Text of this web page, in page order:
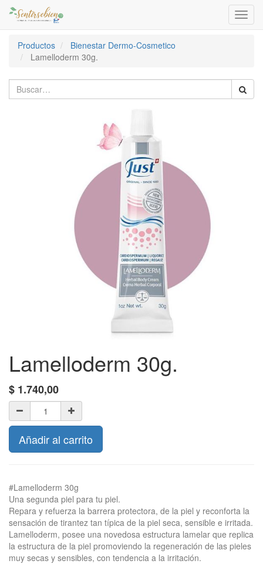
Productos
Bienestar Dermo-Cosmetico
Lamelloderm 30g.
Lamelloderm 30g.
$ 1.740,00
Añadir al carrito
#Lamelloderm 30g
Una segunda piel para tu piel.
Repara y refuerza la barrera protectora, de la piel y reconforta la
sensación de tirantez tan típica de la piel seca, sensible e irritada.
Lamelloderm, posee una novedosa estructura lamelar que replica
la estructura de la piel promoviendo la regeneración de las pieles
muy secas y sensibles, con tendencia a la irritación.